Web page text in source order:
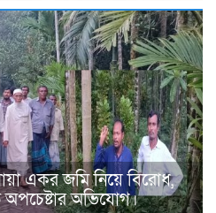
একর জমি নিয়ে বিরোধ,
অভিযোগ।